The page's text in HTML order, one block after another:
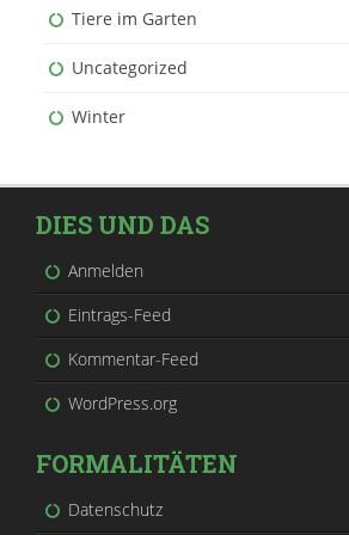
Tiere im Garten
Uncategorized
Winter
DIES UND DAS
Anmelden
Eintrags-Feed
Kommentar-Feed
WordPress.org
FORMALITÄTEN
Datenschutz